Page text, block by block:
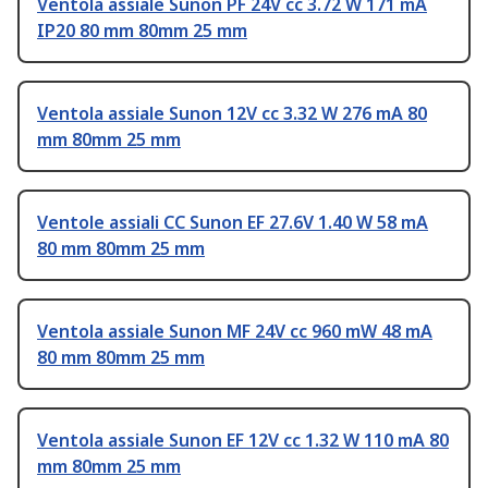
Ventola assiale Sunon PF 24V cc 3.72 W 171 mA
IP20 80 mm 80mm 25 mm
Ventola assiale Sunon 12V cc 3.32 W 276 mA 80
mm 80mm 25 mm
Ventole assiali CC Sunon EF 27.6V 1.40 W 58 mA
80 mm 80mm 25 mm
Ventola assiale Sunon MF 24V cc 960 mW 48 mA
80 mm 80mm 25 mm
Ventola assiale Sunon EF 12V cc 1.32 W 110 mA 80
mm 80mm 25 mm